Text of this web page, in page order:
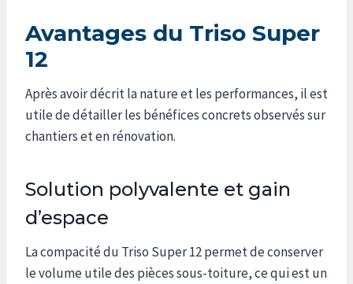
Avantages du Triso Super
12
Après avoir décrit la nature et les performances, il est
utile de détailler les bénéfices concrets observés sur
chantiers et en rénovation.
Solution polyvalente et gain
d’espace
La compacité du Triso Super 12 permet de conserver
le volume utile des pièces sous-toiture, ce qui est un